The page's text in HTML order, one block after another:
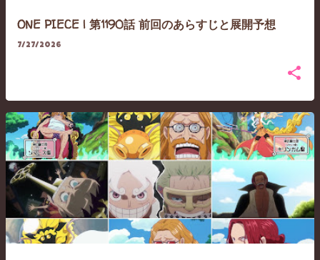
ONE PIECE | 第1190話 前回のあらすじと展開予想
7/27/2026